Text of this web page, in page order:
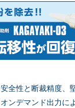
安全性と断裁精度、
オンデマンド出力に